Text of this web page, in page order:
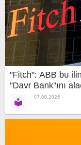
"Fitch": ABB bu
"Davr Bank"ını
07.08.2026